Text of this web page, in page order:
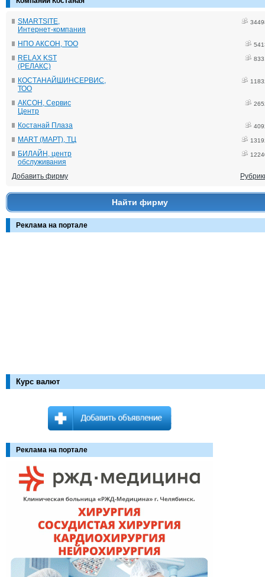
SMARTSITE,
Интернет-компания
НПО АКСОН, ТОО
RELAX KST
(РЕЛАКС)
КОСТАНАЙШИНСЕРВИС,
ТОО
АКСОН, Сервис
Центр
Костанай Плаза
MART (МАРТ), ТЦ
БИЛАЙН, центр
обслуживания
Добавить фирму
Найти фирму
Реклама на портале
Курс валют
Реклама на портале